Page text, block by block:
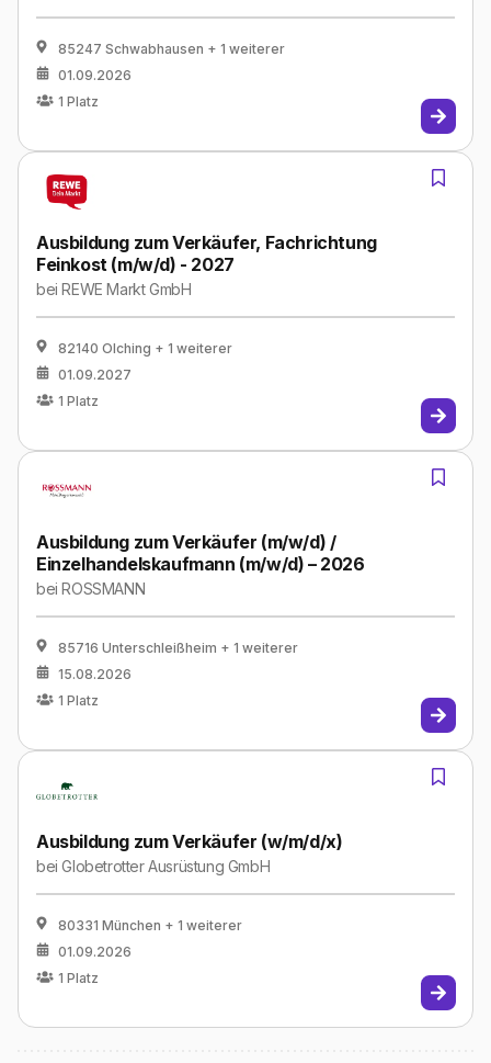
85247 Schwabhausen + 1 weiterer
01.09.2026
1 Platz
Ausbildung zum Verkäufer, Fachrichtung
Feinkost (m/w/d) - 2027
beiREWE Markt GmbH
82140 Olching + 1 weiterer
01.09.2027
1 Platz
Ausbildung zum Verkäufer (m/w/d) /
Einzelhandelskaufmann (m/w/d) – 2026
beiROSSMANN
85716 Unterschleißheim + 1 weiterer
15.08.2026
1 Platz
Ausbildung zum Verkäufer (w/m/d/x)
beiGlobetrotter Ausrüstung GmbH
80331 München + 1 weiterer
01.09.2026
1 Platz